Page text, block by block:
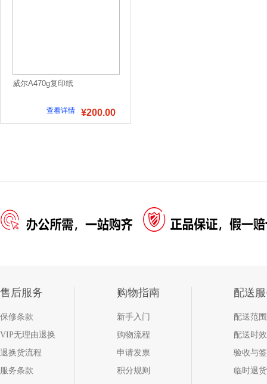
威尔A470g复印纸
¥200.00
查看详情
售后服务
保修条款
VIP无理由退换
退换货流程
服务条款
购物指南
新手入门
购物流程
申请发票
积分规则
配送
配送范围
配送时效
验收与
临时退货